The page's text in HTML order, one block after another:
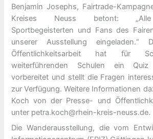
Benjamin Josephs, Fairtrade-
Kreises Neuss betont: „Alle
Sportbegeisterten und Fans des
unserer Ausstellung eingeladen.“
Öffentlichkeitsarbeit hat für
weiterführenden Schulen ein
vorbereitet und stellt die Fragen
zur Verfügung. Weitere Informationen
Koch von der Presse- und
unter petra.koch@rhein-kreis-neuss.de.
Die Wanderausstellung, die vom